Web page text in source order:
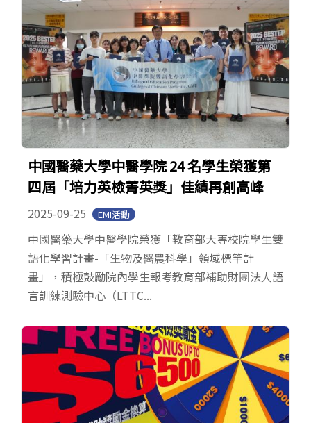
中國醫藥大學中醫學院 24 名學生榮獲第
四屆「培力英檢菁英獎」佳績再創高峰
2025-09-25 EMI活動
中國醫藥大學中醫學院榮獲「教育部大專校院學生雙
語化學習計畫-「生物及醫農科學」領域標竿計
畫」，積極鼓勵院內學生報考教育部補助財團法人語
言訓練測驗中心（LTTC...